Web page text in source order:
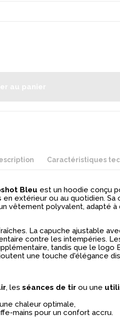
Caractéristiques
Bleu est un hoodie conçu
extérieur ou au quotidien. Sa
vêtement polyvalent, adapté à
. La capuche ajustable
contre les intempéries.
tandis que le logo
une touche d'élégance
, les séances de tirou une
chaleur optimale,
mains pour un confort accru.